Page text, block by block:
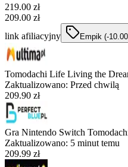
219.00 zł
209.00 zł
link afiliacyjny
Empik (-10.00
Tomodachi Life Living the
Zaktualizowano: Przed chwilą
209.90 zł
Gra Nintendo Switch
Zaktualizowano: 5 minut temu
209.99 zł